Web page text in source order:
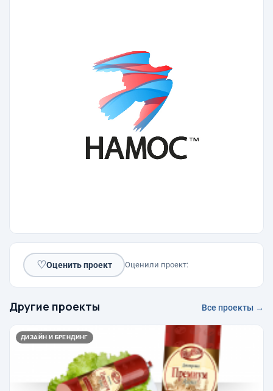
♡Оценить проект Оценили проект:
Другие проекты Все проекты →
ДИЗАЙН И БРЕНДИНГ